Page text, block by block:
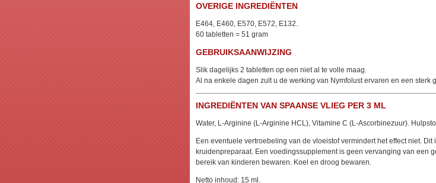
OVERIGE INGREDIËNTEN
E464, E460, E570, E572, E132.
60 tabletten = 51 gram
GEBRUIKSAANWIJZING
Slik dagelijks 2 tabletten op een niet al te volle maag.
Al na enkele dagen zult u de werking van Nymfolust ervaren en een sterk
INGREDIËNTEN VAN SPAANSE VLIEG PER 3 ML
Water, L-Arginine (L-Arginine HCL), Vitamine C (L-Ascorbinezuur).
Een eventuele vertroebeling van de vloeistof vermindert het effect niet. Dit
kruidenpreparaat. Een voedingssupplement is geen vervanging van een
bereik van kinderen bewaren. Koel en droog bewaren.
Netto inhoud: 15 ml.